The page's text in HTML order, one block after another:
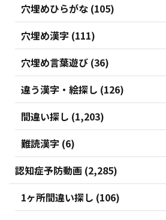
穴埋めひらがな (105)
穴埋め漢字 (111)
穴埋め言葉遊び (36)
違う漢字・絵探し (126)
間違い探し (1,203)
難読漢字 (6)
認知症予防動画 (2,285)
1ヶ所間違い探し (106)